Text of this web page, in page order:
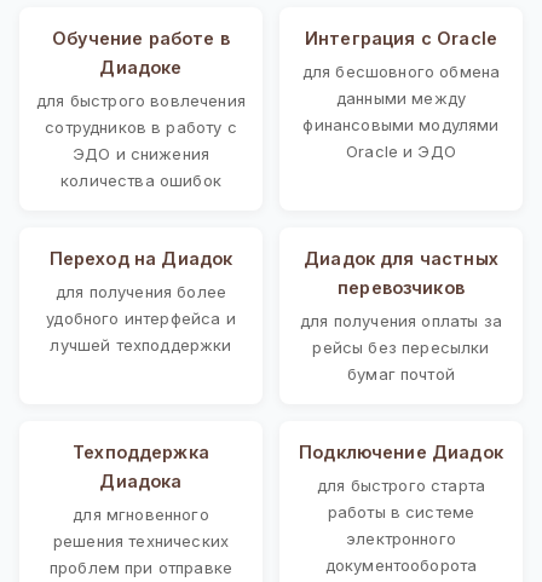
Обучение работе в
Диадоке
для быстрого вовлечения
сотрудников в работу с
ЭДО и снижения
количества ошибок
Интеграция с Oracle
для бесшовного обмена
данными между
финансовыми модулями
Oracle и ЭДО
Переход на Диадок
для получения более
удобного интерфейса и
лучшей техподдержки
Диадок для частных
перевозчиков
для получения оплаты за
рейсы без пересылки
бумаг почтой
Техподдержка
Диадока
для мгновенного
решения технических
проблем при отправке
Подключение Диадок
для быстрого старта
работы в системе
электронного
документооборота